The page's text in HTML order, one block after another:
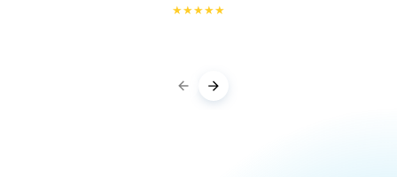
★★★★★